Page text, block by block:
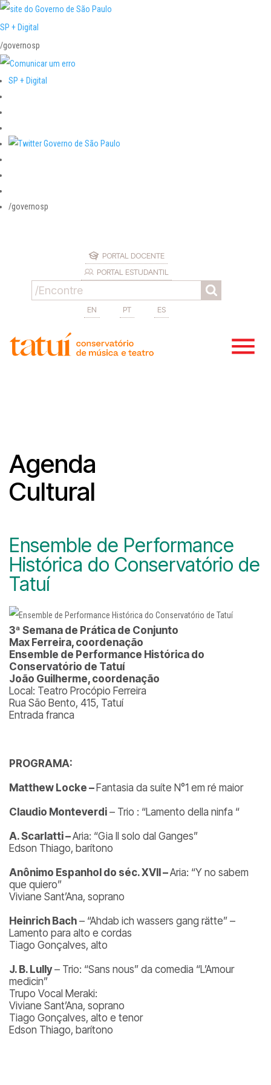
SP + Digital
/governosp
SP + Digital
/governosp
PORTAL DOCENTE
PORTAL ESTUDANTIL
EN PT ES
Agenda
Cultural
Ensemble de Performance
Histórica do Conservatório de
Tatuí
3ª Semana de Prática de Conjunto
Max Ferreira, coordenação
Ensemble de Performance Histórica do
Conservatório de Tatuí
João Guilherme, coordenação
Local: Teatro Procópio Ferreira
Rua São Bento, 415, Tatuí
Entrada franca
PROGRAMA:
Matthew Locke – Fantasia da suíte N°1 em ré maior
Claudio Monteverdi – Trio : “Lamento della ninfa “
A. Scarlatti –Aria: “Gia Il solo dal Ganges”
Edson Thiago, barítono
Anônimo Espanhol do séc. XVII –Aria: “Y no sabem
que quiero”
Viviane Sant’Ana, soprano
Heinrich Bach – “Ahdab ich wassers gang rätte” –
Lamento para alto e cordas
Tiago Gonçalves, alto
J. B. Lully– Trio: “Sans nous” da comedia “L’Amour
medicin”
Trupo Vocal Meraki:
Viviane Sant’Ana, soprano
Tiago Gonçalves, alto e tenor
Edson Thiago, barítono